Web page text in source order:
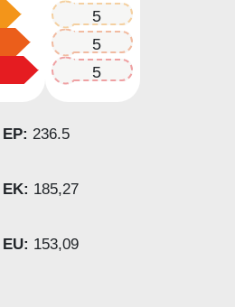
236.5
236.5
236.5
236.5
185,27
153,09